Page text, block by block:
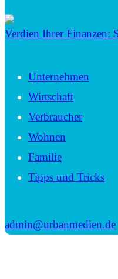
Verdien Ihrer Finanzen:
Unternehmen
Wirtschaft
Verbraucher
Wohnen
Familie
Tipps und Tricks
admin@urbanmedien.de